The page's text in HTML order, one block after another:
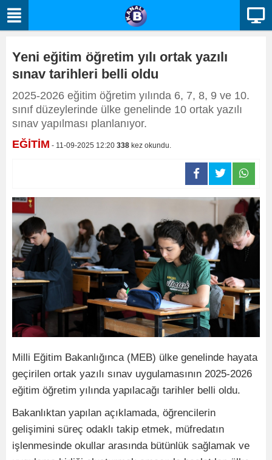
Yeni eğitim öğretim yılı ortak yazılı
sınav tarihleri belli oldu
2025-2026 eğitim öğretim yılında 6, 7, 8, 9 ve 10.
sınıf düzeylerinde ülke genelinde 10 ortak yazılı
sınav yapılması planlanıyor.
EĞİTİM - 11-09-2025 12:20 338 kez okundu.
Milli Eğitim Bakanlığınca (MEB) ülke genelinde hayata
geçirilen ortak yazılı sınav uygulamasının 2025-2026
eğitim öğretim yılında yapılacağı tarihler belli oldu.
Bakanlıktan yapılan açıklamada, öğrencilerin
gelişimini süreç odaklı takip etmek, müfredatın
işlenmesinde okullar arasında bütünlük sağlamak ve